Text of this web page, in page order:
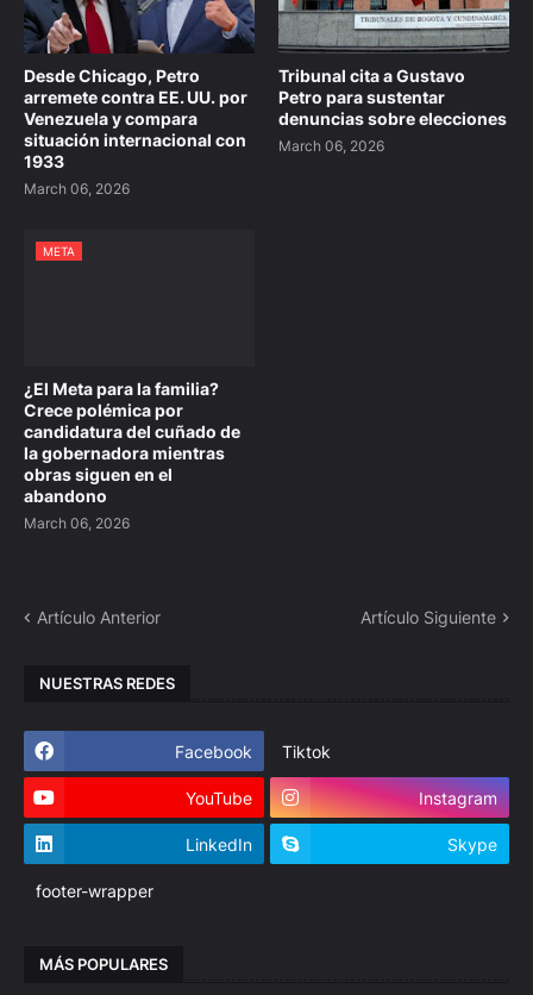
Desde Chicago, Petro
arremete contra EE. UU. por
Venezuela y compara
situación internacional con
1933
March 06, 2026
Tribunal cita a Gustavo
Petro para sustentar
denuncias sobre elecciones
March 06, 2026
META
¿El Meta para la familia?
Crece polémica por
candidatura del cuñado de
la gobernadora mientras
obras siguen en el
abandono
March 06, 2026
Artículo Anterior Artículo Siguiente
NUESTRAS REDES
Facebook Tiktok
YouTube Instagram
LinkedIn Skype
footer-wrapper
MÁS POPULARES